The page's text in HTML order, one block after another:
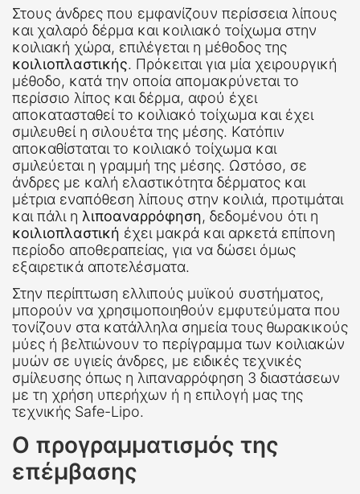
Στους άνδρες που εμφανίζουν περίσσεια λίπους
και χαλαρό δέρμα και κοιλιακό τοίχωμα στην
κοιλιακή χώρα, επιλέγεται η μέθοδος της
κοιλιοπλαστικής. Πρόκειται για μία χειρουργική
μέθοδο, κατά την οποία απομακρύνεται το
περίσσιο λίπος και δέρμα, αφού έχει
αποκατασταθεί το κοιλιακό τοίχωμα και έχει
σμιλευθεί η σιλουέτα της μέσης. Κατόπιν
αποκαθίσταται το κοιλιακό τοίχωμα και
σμιλεύεται η γραμμή της μέσης. Ωστόσο, σε
άνδρες με καλή ελαστικότητα δέρματος και
μέτρια εναπόθεση λίπους στην κοιλιά, προτιμάται
και πάλι η λιποαναρρόφηση, δεδομένου ότι η
κοιλιοπλαστική έχει μακρά και αρκετά επίπονη
περίοδο αποθεραπείας, για να δώσει όμως
εξαιρετικά αποτελέσματα.
Στην περίπτωση ελλιπούς μυϊκού συστήματος,
μπορούν να χρησιμοποιηθούν εμφυτεύματα που
τονίζουν στα κατάλληλα σημεία τους θωρακικούς
μύες ή βελτιώνουν το περίγραμμα των κοιλιακών
μυών σε υγιείς άνδρες, με ειδικές τεχνικές
σμίλευσης όπως η λιπαναρρόφηση 3 διαστάσεων
με τη χρήση υπερήχων ή η επιλογή μας της
τεχνικής Safe-Lipo.
Ο προγραμματισμός της
επέμβασης